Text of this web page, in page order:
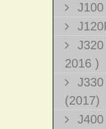
2016 )
(2017)